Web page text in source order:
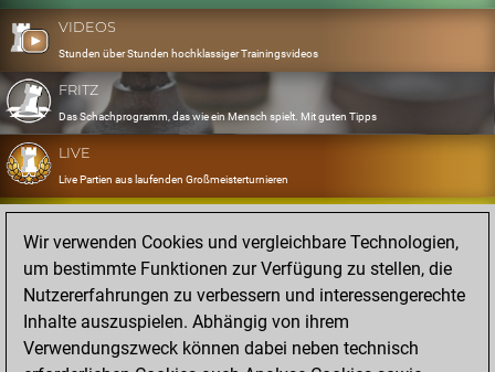
VIDEOS
Stunden über Stunden hochklassiger Trainingsvideos
FRITZ
Das Schachprogramm, das wie ein Mensch spielt. Mit guten Tipps
LIVE
Live Partien aus laufenden Großmeisterturnieren
OPENINGS
Erfassen und Üben Sie Ihr Eröffnungsrepertoire
DATABASE
Acht Millionen starke Partien
MYGAMES
Speichern und analysieren Sie eigene Partien in der Cloud
Wir verwenden Cookies und vergleichbare Technologien,
um bestimmte Funktionen zur Verfügung zu stellen, die
Nutzererfahrungen zu verbessern und interessengerechte
Inhalte auszuspielen. Abhängig von ihrem
Verwendungszweck können dabei neben technisch